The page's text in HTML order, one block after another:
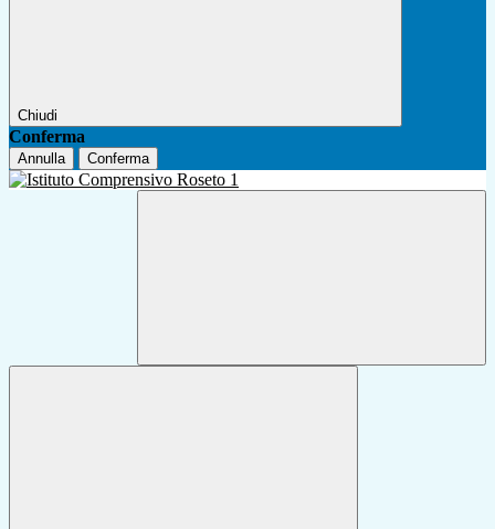
Chiudi
Conferma
Annulla Conferma